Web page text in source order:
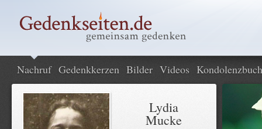
Nachruf Gedenkkerzen Bilder Videos Kondolenzbuch
Lydia
Mucke